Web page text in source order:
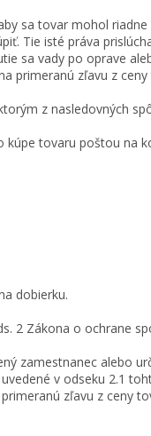
sa tovar mohol
Tie isté práva
sa vady po oprave
primeranú zľavu z ceny
z nasledovných
tovaru poštou na
dobierku.
2 Zákona o ochrane
zamestnanec alebo
v odseku 2.1
zľavu z ceny